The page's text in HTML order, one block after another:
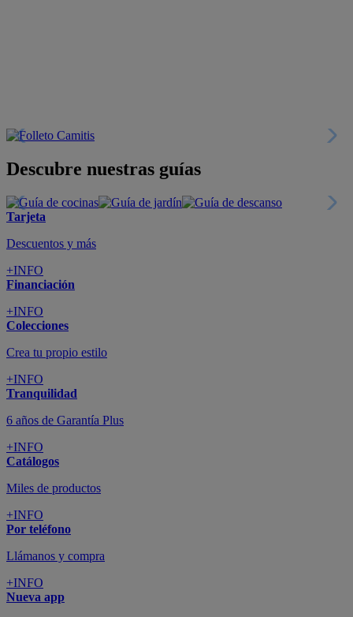
Descubre nuestras guías
Tarjeta
Descuentos y más
+INFO
Financiación
+INFO
Colecciones
Crea tu propio estilo
+INFO
Tranquilidad
6 años de Garantía Plus
+INFO
Catálogos
Miles de productos
+INFO
Por teléfono
Llámanos y compra
+INFO
Nueva app